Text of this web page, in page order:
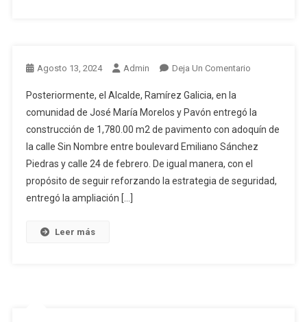
Agosto 13, 2024 Admin Deja Un Comentario
Posteriormente, el Alcalde, Ramírez Galicia, en la
comunidad de José María Morelos y Pavón entregó la
construcción de 1,780.00 m2 de pavimento con adoquín de
la calle Sin Nombre entre boulevard Emiliano Sánchez
Piedras y calle 24 de febrero. De igual manera, con el
propósito de seguir reforzando la estrategia de seguridad,
entregó la ampliación […]
Leer más